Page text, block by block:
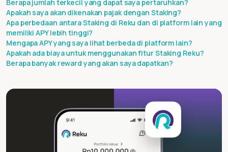
Berapa jumlah terkecil yang dapat saya pertaruhkan?
Apakah saya akan dikenakan pajak dengan Staking?
Apa perbedaan antara Staking di Reku dan di platform lain yang
memiliki APY lebih tinggi?
Mengapa APY yang saya lihat berbeda di platform lain?
Apakah ada biaya untuk menggunakan fitur Staking Reku?
Berapa banyak reward yang akan saya dapatkan?